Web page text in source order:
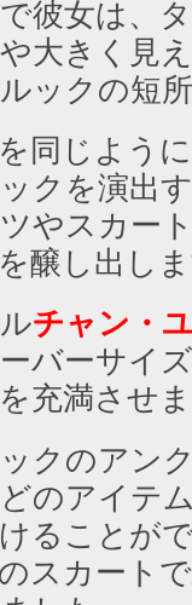
彼女は、
大きく見
ックの短
同じよう
クを演出
やスカー
を醸し出しま
チャン・
バーサイ
を充満させま
クのアン
のアイテ
ることが
スカートで